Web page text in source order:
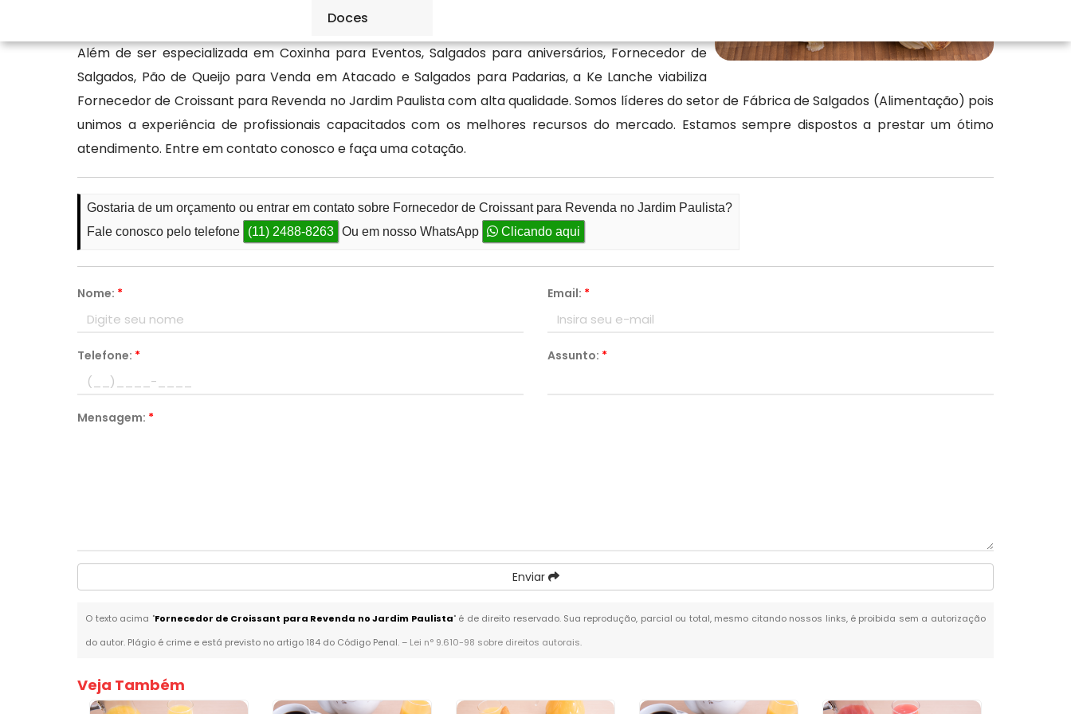
Doces
Além de ser especializada em Coxinha para Eventos, Salgados para aniversários, Fornecedor de
Salgados, Pão de Queijo para Venda em Atacado e Salgados para Padarias, a Ke Lanche viabiliza
Fornecedor de Croissant para Revenda no Jardim Paulista com alta qualidade. Somos líderes do setor de Fábrica de Salgados (Alimentação) pois
unimos a experiência de profissionais capacitados com os melhores recursos do mercado. Estamos sempre dispostos a prestar um ótimo
atendimento. Entre em contato conosco e faça uma cotação.
Gostaria de um orçamento ou entrar em contato sobre Fornecedor de Croissant para Revenda no Jardim Paulista?
Fale conosco pelo telefone
(11) 2488-8263 Ou em nosso WhatsApp Clicando aqui
Nome: * Email: *
Telefone: * Assunto: *
Mensagem: *
Enviar
O texto acima "Fornecedor de Croissant para Revenda no Jardim Paulista" é de direito reservado. Sua reprodução, parcial ou total, mesmo citando nossos links, é proibida sem a autorização
do autor. Plágio é crime e está previsto no artigo 184 do Código Penal. – Lei n° 9.610-98 sobre direitos autorais.
Veja Também